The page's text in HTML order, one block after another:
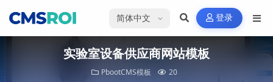
选择语言 登录
实验室设备供应商网站模板
PbootCMS模板 20